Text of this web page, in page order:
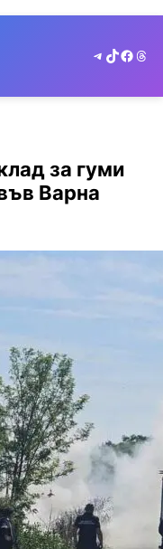
Telegram
TikTok
за гуми
Варна